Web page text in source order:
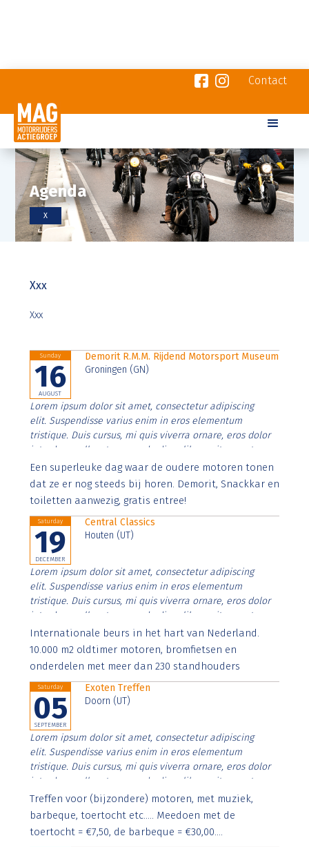
Contact
Agenda
X
Xxx
Xxx
Sunday
16
AUGUST
Demorit R.M.M. Rijdend Motorsport Museum
Groningen (GN)
Lorem ipsum dolor sit amet, consectetur adipiscing
elit. Suspendisse varius enim in eros elementum
tristique. Duis cursus, mi quis viverra ornare, eros dolor
interdum nulla, ut commodo diam libero vitae erat.
Aenean faucibus nibh et justo cursus id rutrum lorem
imperdiet. Nunc ut sem vitae risus tristique posuere.
Een superleuke dag waar de oudere motoren tonen
dat ze er nog steeds bij horen. Demorit, Snackkar en
toiletten aanwezig, gratis entree!
Saturday
19
DECEMBER
Central Classics
Houten (UT)
Lorem ipsum dolor sit amet, consectetur adipiscing
elit. Suspendisse varius enim in eros elementum
tristique. Duis cursus, mi quis viverra ornare, eros dolor
interdum nulla, ut commodo diam libero vitae erat.
Aenean faucibus nibh et justo cursus id rutrum lorem
imperdiet. Nunc ut sem vitae risus tristique posuere.
Internationale beurs in het hart van Nederland.
10.000 m2 oldtimer motoren, bromfietsen en
onderdelen met meer dan 230 standhouders
Saturday
05
SEPTEMBER
Exoten Treffen
Doorn (UT)
Lorem ipsum dolor sit amet, consectetur adipiscing
elit. Suspendisse varius enim in eros elementum
tristique. Duis cursus, mi quis viverra ornare, eros dolor
interdum nulla, ut commodo diam libero vitae erat.
Aenean faucibus nibh et justo cursus id rutrum lorem
imperdiet. Nunc ut sem vitae risus tristique posuere.
Treffen voor (bijzondere) motoren, met muziek,
barbeque, toertocht etc..... Meedoen met de
toertocht = €7,50, de barbeque = €30,00....